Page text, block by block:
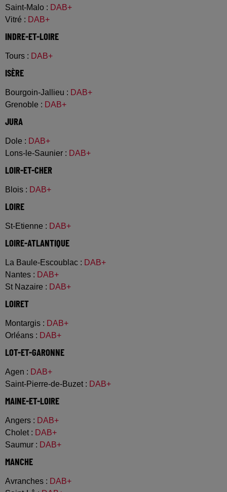
Saint-Malo : DAB+
Vitré : DAB+
INDRE-ET-LOIRE
Tours : DAB+
ISÈRE
Bourgoin-Jallieu : DAB+
Grenoble : DAB+
JURA
Dole : DAB+
Lons-le-Saunier : DAB+
LOIR-ET-CHER
Blois : DAB+
LOIRE
St-Etienne : DAB+
LOIRE-ATLANTIQUE
La Baule-Escoublac : DAB+
Nantes : DAB+
St Nazaire : DAB+
LOIRET
Montargis : DAB+
Orléans : DAB+
LOT-ET-GARONNE
Agen : DAB+
Saint-Pierre-de-Buzet: DAB+
MAINE-ET-LOIRE
Angers : DAB+
Cholet: DAB+
Saumur : DAB+
MANCHE
Avranches : DAB+